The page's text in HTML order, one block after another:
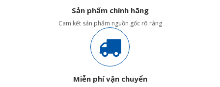
Sản phẩm chính hãng
Cam kết sản phẩm nguồn gốc rõ ràng
Miễn phí vận chuyển